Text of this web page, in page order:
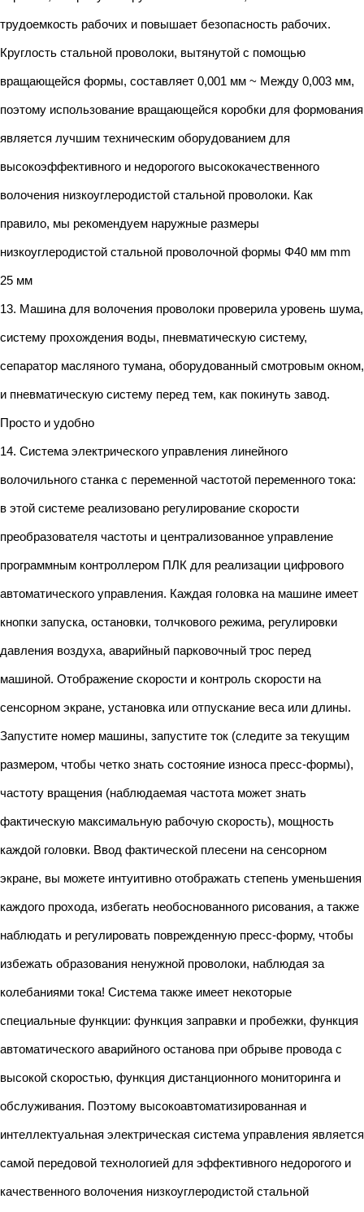
трудоемкость рабочих и повышает безопасность рабочих.
Круглость стальной проволоки, вытянутой с помощью
вращающейся формы, составляет 0,001 мм ~ Между 0,003 мм,
поэтому использование вращающейся коробки для формования
является лучшим техническим оборудованием для
высокоэффективного и недорогого высококачественного
волочения низкоуглеродистой стальной проволоки. Как
правило, мы рекомендуем наружные размеры
низкоуглеродистой стальной проволочной формы Φ40 мм mm
25 мм
13. Машина для волочения проволоки проверила уровень шума,
систему прохождения воды, пневматическую систему,
сепаратор масляного тумана, оборудованный смотровым окном,
и пневматическую систему перед тем, как покинуть завод.
Просто и удобно
14. Система электрического управления линейного
волочильного станка с переменной частотой переменного тока:
в этой системе реализовано регулирование скорости
преобразователя частоты и централизованное управление
программным контроллером ПЛК для реализации цифрового
автоматического управления. Каждая головка на машине имеет
кнопки запуска, остановки, толчкового режима, регулировки
давления воздуха, аварийный парковочный трос перед
машиной. Отображение скорости и контроль скорости на
сенсорном экране, установка или отпускание веса или длины.
Запустите номер машины, запустите ток (следите за текущим
размером, чтобы четко знать состояние износа пресс-формы),
частоту вращения (наблюдаемая частота может знать
фактическую максимальную рабочую скорость), мощность
каждой головки. Ввод фактической плесени на сенсорном
экране, вы можете интуитивно отображать степень уменьшения
каждого прохода, избегать необоснованного рисования, а также
наблюдать и регулировать поврежденную пресс-форму, чтобы
избежать образования ненужной проволоки, наблюдая за
колебаниями тока! Система также имеет некоторые
специальные функции: функция заправки и пробежки, функция
автоматического аварийного останова при обрыве провода с
высокой скоростью, функция дистанционного мониторинга и
обслуживания. Поэтому высокоавтоматизированная и
интеллектуальная электрическая система управления является
самой передовой технологией для эффективного недорогого и
качественного волочения низкоуглеродистой стальной